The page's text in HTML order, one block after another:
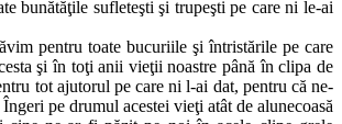
bunătăţile sufleteşti şi trupeşti pe care ni le-ai
pentru toate bucuriile şi întristările pe care
şi în toţi anii vieţii noastre până în clipa de
tot ajutorul pe care ni l-ai dat, pentru că ne-
pe drumul acestei vieţi atât de alunecoasă